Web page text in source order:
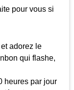
pour vous si
adorez le
qui flashe,
heures par jour